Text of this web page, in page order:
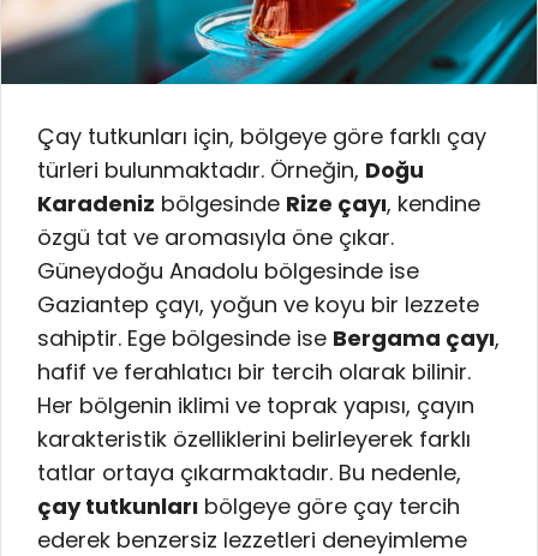
Çay tutkunları için, bölgeye göre farklı çay
türleri bulunmaktadır. Örneğin, Doğu
Karadeniz bölgesinde Rize çayı, kendine
özgü tat ve aromasıyla öne çıkar.
Güneydoğu Anadolu bölgesinde ise
Gaziantep çayı, yoğun ve koyu bir lezzete
sahiptir. Ege bölgesinde ise Bergama çayı,
hafif ve ferahlatıcı bir tercih olarak bilinir.
Her bölgenin iklimi ve toprak yapısı, çayın
karakteristik özelliklerini belirleyerek farklı
tatlar ortaya çıkarmaktadır. Bu nedenle,
çay tutkunları bölgeye göre çay tercih
ederek benzersiz lezzetleri deneyimleme